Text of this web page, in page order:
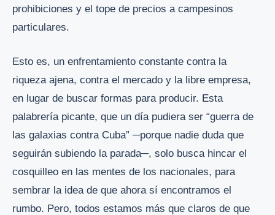
prohibiciones y el tope de precios a campesinos
particulares.
Esto es, un enfrentamiento constante contra la
riqueza ajena, contra el mercado y la libre empresa,
en lugar de buscar formas para producir. Esta
palabrería picante, que un día pudiera ser “guerra de
las galaxias contra Cuba” ─porque nadie duda que
seguirán subiendo la parada─, solo busca hincar el
cosquilleo en las mentes de los nacionales, para
sembrar la idea de que ahora sí encontramos el
rumbo. Pero, todos estamos más que claros de que